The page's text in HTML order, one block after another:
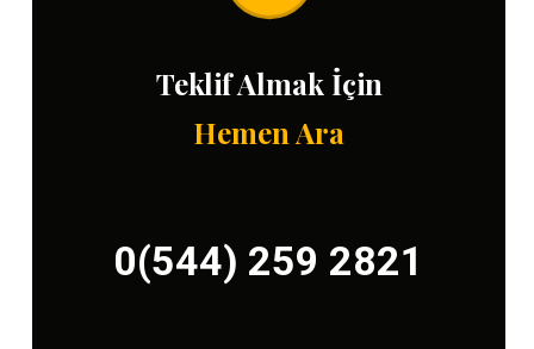
Teklif Almak İçin
Hemen Ara
0(544) 259 2821